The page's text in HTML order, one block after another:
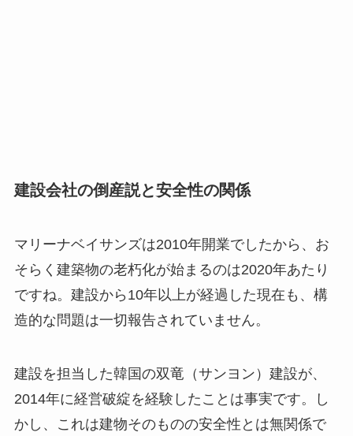
建設会社の倒産説と安全性の関係
マリーナベイサンズは2010年開業でしたから、お
そらく建築物の老朽化が始まるのは2020年あたり
ですね。建設から10年以上が経過した現在も、構
造的な問題は一切報告されていません。
建設を担当した韓国の双竜（サンヨン）建設が、
2014年に経営破綻を経験したことは事実です。し
かし、これは建物そのものの安全性とは無関係で